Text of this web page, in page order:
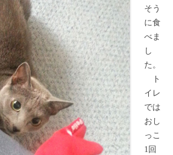
そう
に食
べま
し
た。
ト
イレ
では
おし
っこ
1回